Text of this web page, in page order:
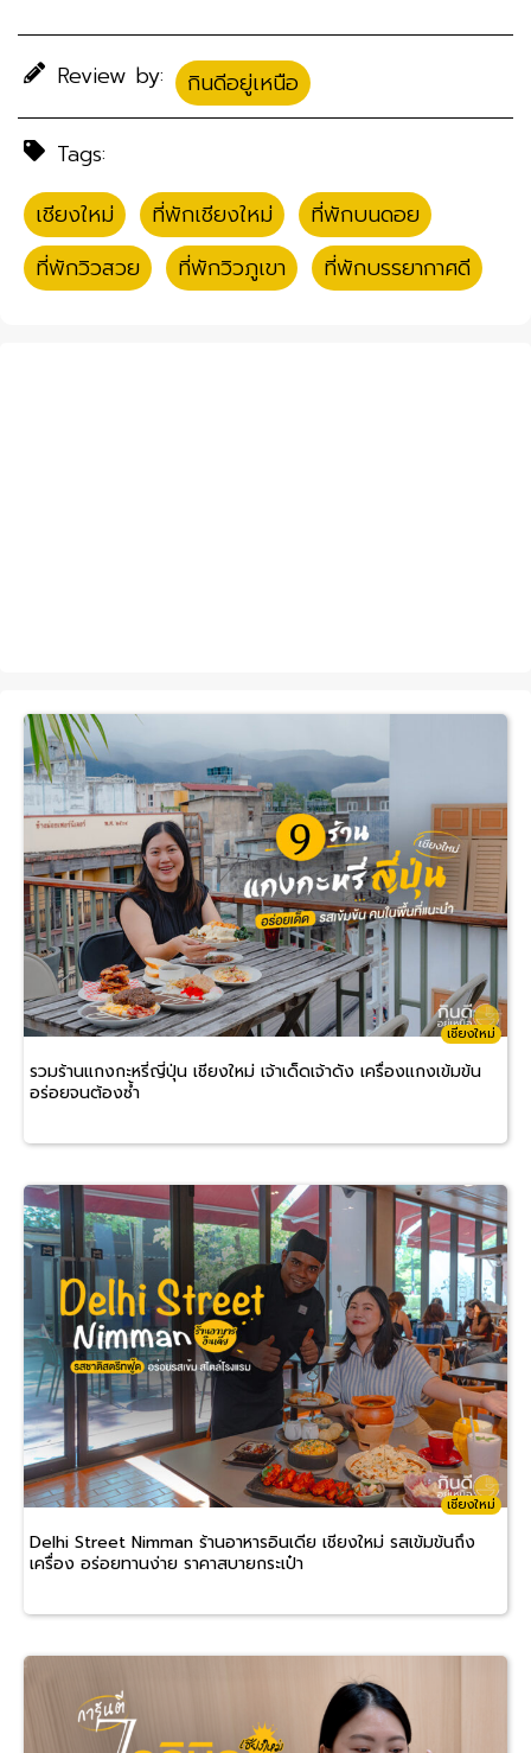
Review by: กินดีอยู่เหนือ
Tags:
เชียงใหม่
ที่พักเชียงใหม่ ที่พักบนดอย
ที่พักวิวสวย
ที่พักวิวภูเขา ที่พักบรรยากาศดี
เชียงใหม่
รวมร้านแกงกะหรี่ญี่ปุ่น เชียงใหม่ เจ้าเด็ดเจ้าดัง เครื่องแกงเข้มข้น
อร่อยจนต้องซ้ำ
เชียงใหม่
Delhi Street Nimman ร้านอาหารอินเดีย เชียงใหม่ รสเข้มข้นถึง
เครื่อง อร่อยทานง่าย ราคาสบายกระเป๋า